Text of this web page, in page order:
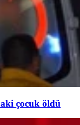
çocuk öldü